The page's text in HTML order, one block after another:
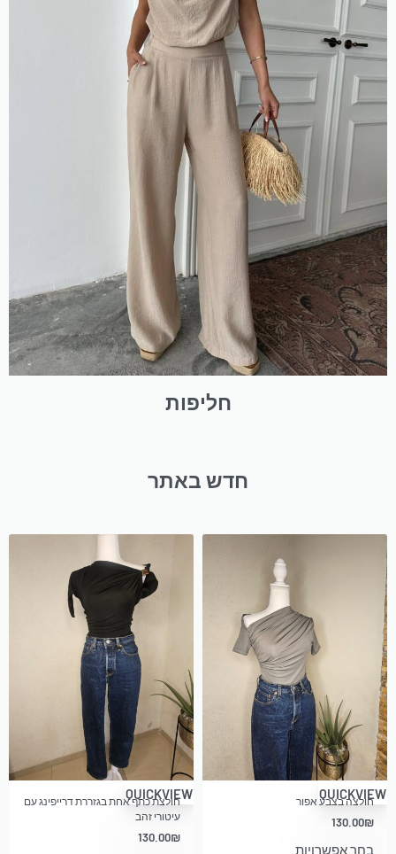
חליפות
חדש באתר
QUICKVIEW
חולצה בצבע אפור
130.00₪
בחר אפשרויות
QUICKVIEW
חולצת כתף אחת בגזררת דרייפינג עם
עיטורי זהב
130.00₪